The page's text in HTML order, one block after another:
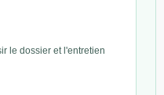
le dossier et l'entretien